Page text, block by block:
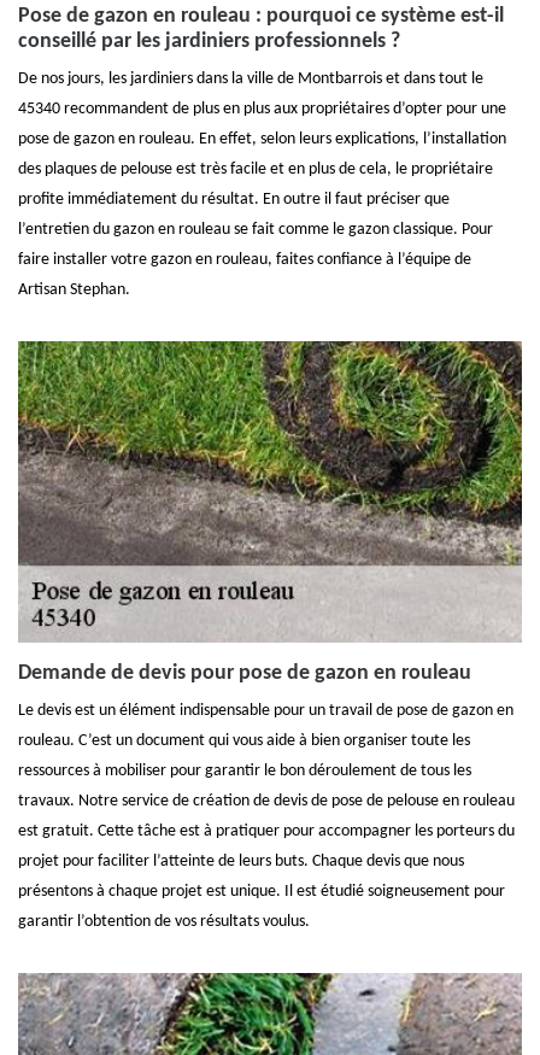
Pose de gazon en rouleau : pourquoi ce système est-il
conseillé par les jardiniers professionnels ?
De nos jours, les jardiniers dans la ville de Montbarrois et dans tout le
45340 recommandent de plus en plus aux propriétaires d’opter pour une
pose de gazon en rouleau. En effet, selon leurs explications, l’installation
des plaques de pelouse est très facile et en plus de cela, le propriétaire
profite immédiatement du résultat. En outre il faut préciser que
l’entretien du gazon en rouleau se fait comme le gazon classique. Pour
faire installer votre gazon en rouleau, faites confiance à l’équipe de
Artisan Stephan.
Demande de devis pour pose de gazon en rouleau
Le devis est un élément indispensable pour un travail de pose de gazon en
rouleau. C’est un document qui vous aide à bien organiser toute les
ressources à mobiliser pour garantir le bon déroulement de tous les
travaux. Notre service de création de devis de pose de pelouse en rouleau
est gratuit. Cette tâche est à pratiquer pour accompagner les porteurs du
projet pour faciliter l’atteinte de leurs buts. Chaque devis que nous
présentons à chaque projet est unique. Il est étudié soigneusement pour
garantir l’obtention de vos résultats voulus.